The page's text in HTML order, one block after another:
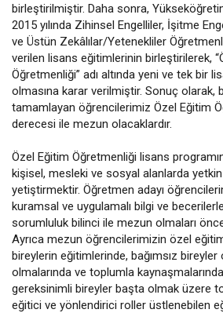
birleştirilmiştir. Daha sonra,
2015 yılında Zihinsel Engelliler, İşitme
ve Üstün Zekâlılar/Yetenekliler
verilen lisans eğitimlerinin birleştirilerek,
Öğretmenliği” adı altında yeni ve tek bir
olmasına karar verilmiştir. Sonuç olarak,
tamamlayan öğrencilerimiz Özel Eğitim
derecesi ile mezun olacaklardır.
Özel Eğitim Öğretmenliği lisans
kişisel, mesleki ve sosyal alanlarda
yetiştirmektir. Öğretmen adayı
kuramsal ve uygulamalı bilgi ve
sorumluluk bilinci ile mezun olmaları
Ayrıca mezun öğrencilerimizin özel
bireylerin eğitimlerinde, bağımsız
olmalarında ve toplumla
gereksinimli bireyler başta olmak üzere
eğitici ve yönlendirici roller üstlenebilen